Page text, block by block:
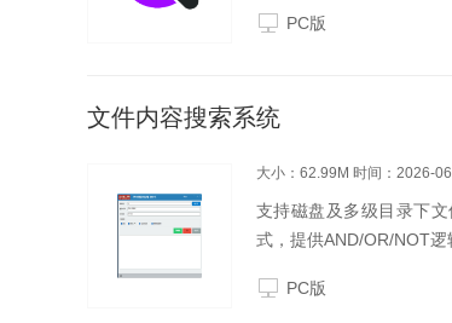
的... PC版
文件内容搜索系统
大小：62.99M 时间：2026-
支持磁盘及多级目录下
式，提供AND/OR/NOT逻
PC版